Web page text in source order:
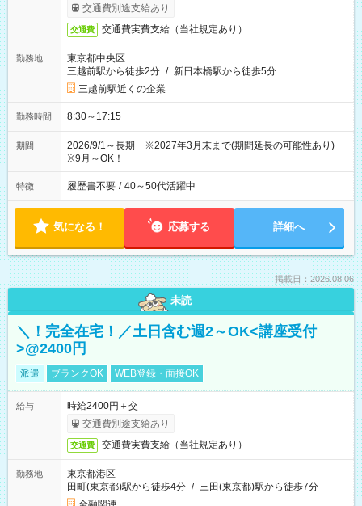
交通費別途支給あり
交通費 交通費実費支給（当社規定あり）
勤務地
東京都中央区
三越前駅から徒歩2分 / 新日本橋駅から徒歩5分
三越前駅近くの企業
勤務時間 8:30～17:15
期間
2026/9/1～長期 ※2027年3月末まで(期間延長の可能性あり)
※9月～OK！
特徴 履歴書不要 / 40～50代活躍中
気になる！ 応募する 詳細へ
掲載日：2026.08.06
未読
＼！完全在宅！／土日含む週2～OK<講座受付
>@2400円
派遣 ブランクOK WEB登録・面接OK
給与
時給2400円＋交
交通費別途支給あり
交通費 交通費実費支給（当社規定あり）
勤務地
東京都港区
田町(東京都)駅から徒歩4分 / 三田(東京都)駅から徒歩7分